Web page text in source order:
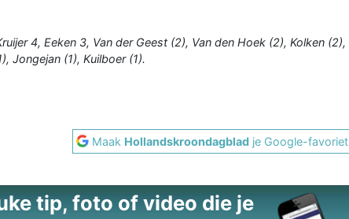
4, Eeken 3, Van der Geest (2), Van den Hoek (2), Kolken (2),
Jongejan (1), Kuilboer (1).
Maak Hollandskroondagblad je Google-favoriet
tip, foto of video die je